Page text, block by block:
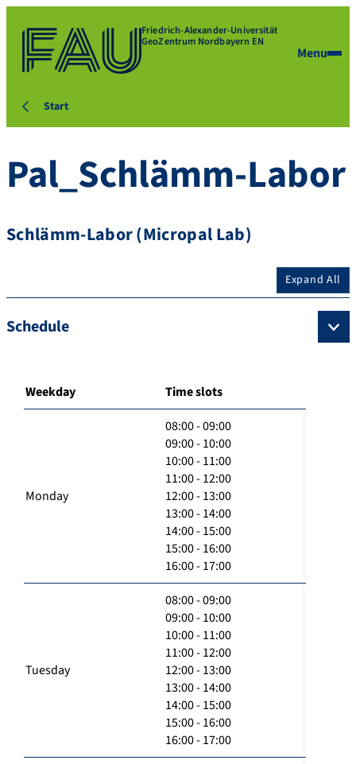
Friedrich-Alexander-Universität
GeoZentrum Nordbayern EN
Menu
Start
Pal_Schlämm-Labor
Schlämm-Labor (Micropal Lab)
Expand All
Schedule
Weekday Time slots
Monday
08:00 - 09:00
09:00 - 10:00
10:00 - 11:00
11:00 - 12:00
12:00 - 13:00
13:00 - 14:00
14:00 - 15:00
15:00 - 16:00
16:00 - 17:00
Tuesday
08:00 - 09:00
09:00 - 10:00
10:00 - 11:00
11:00 - 12:00
12:00 - 13:00
13:00 - 14:00
14:00 - 15:00
15:00 - 16:00
16:00 - 17:00